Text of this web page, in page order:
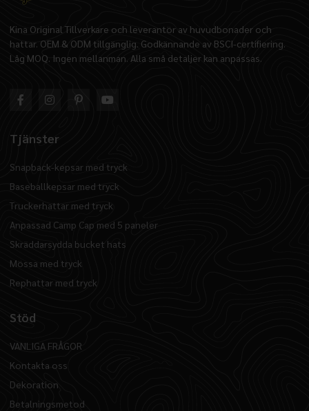
Kina Original Tillverkare och leverantör av huvudbonader och
hattar. OEM & ODM tillgänglig. Godkännande av BSCI-certifiering.
Låg MOQ. Ingen mellanman. Alla små detaljer kan anpassas.
Tjänster
Snapback-kepsar med tryck
Baseballkepsar med tryck
Truckerhattar med tryck
Anpassad Camp Cap med 5 paneler
Skräddarsydda bucket hats
Mössa med tryck
Rephattar med tryck
Stöd
VANLIGA FRÅGOR
Kontakta oss
Dekoration
Betalningsmetod